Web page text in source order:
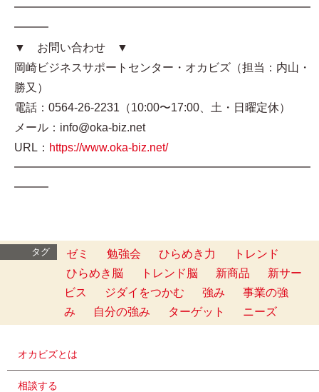
━━━━━━━━━━━━━━━━━━━━━━━━━━
━━━
▼ お問い合わせ ▼
岡崎ビジネスサポートセンター・オカビズ（担当：内山・
勝又）
電話：0564-26-2231（10:00〜17:00、土・日曜定休）
メール：info@oka-biz.net
URL： https://www.oka-biz.net/
━━━━━━━━━━━━━━━━━━━━━━━━━━
━━━
タグ ゼミ 勉強会 ひらめき力
トレンド
ひらめき脳
トレンド脳 新商品
新サー
ビス
ジダイをつかむ 強み
事業の強
み
自分の強み ターゲット ニーズ
オカビズとは
相談する